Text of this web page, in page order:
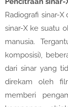
Radiografi sinar-
sinar-X ke suatu
manusia.
komposisi),
dari sinar yang
direkam oleh
memberi